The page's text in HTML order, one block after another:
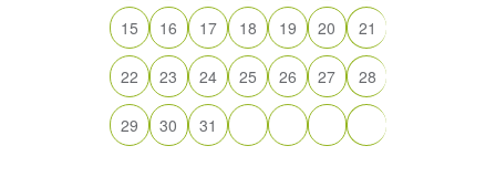
15 16 17 18 19 20 21
22 23 24 25 26 27 28
29 30 31